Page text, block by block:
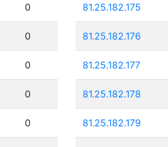
0
0
0
0
0
81.25.182.175
81.25.182.176
81.25.182.177
81.25.182.178
81.25.182.179